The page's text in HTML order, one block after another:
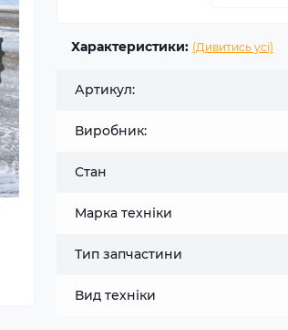
Характеристики: (Дивитись усі)
Артикул:
Виробник:
Стан
Марка техніки
Тип запчастини
Вид техніки